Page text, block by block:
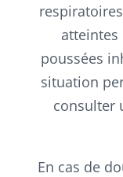
atteintes
poussées
situation
consulter
En cas de